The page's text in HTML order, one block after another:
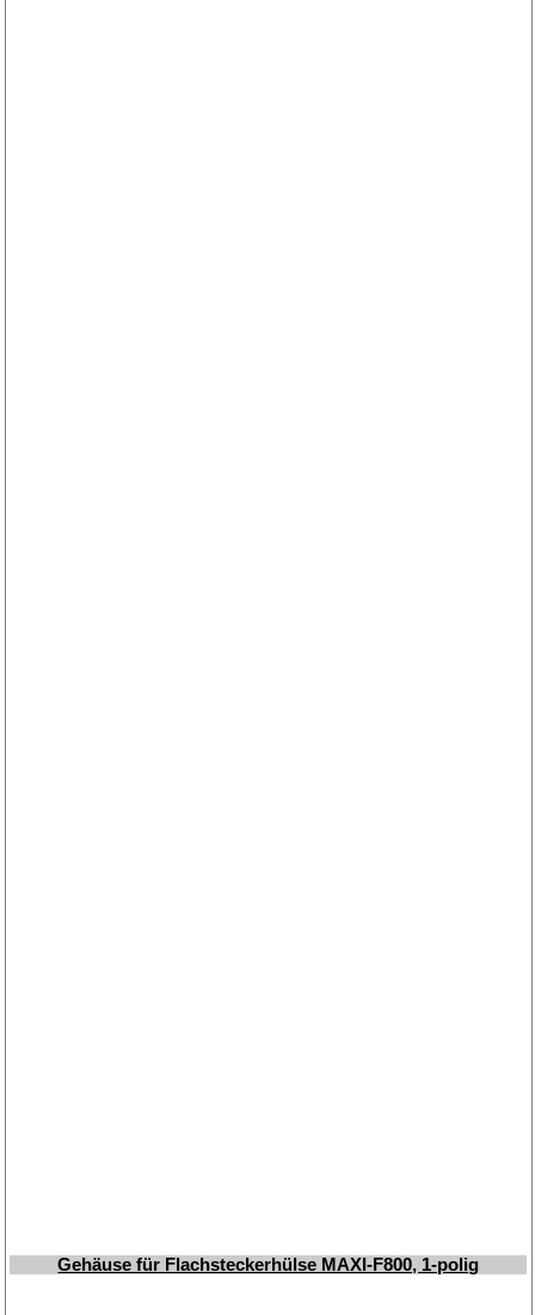
Gehäuse für Flachsteckerhülse MAXI-F800, 1-polig